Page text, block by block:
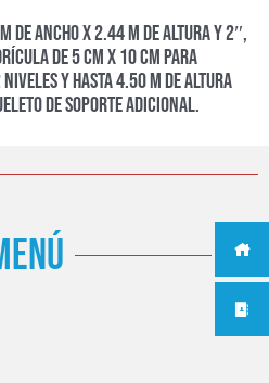
de ancho x 2.44 m de altura y 2″,
de 5 cm x 10 cm para
y hasta 4.50 m de altura
de soporte adicional.